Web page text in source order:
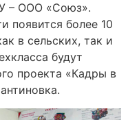
– ООО «Союз».
появится более 10
в сельских, так и
будут
проекта «Кадры в